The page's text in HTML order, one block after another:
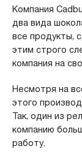
Компания
два вида
все продукты,
этим строго
компания на
Несмотря на
этого
Так, один из
компанию
работу.